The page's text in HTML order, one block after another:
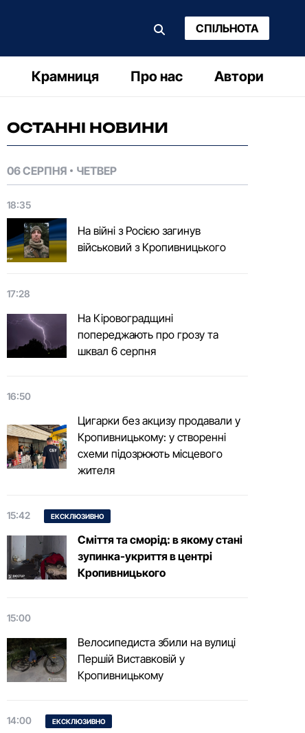
СПІЛЬНОТА
Крамниця Про нас Автори
ОСТАННІ НОВИНИ
06 СЕРПНЯ ЧЕТВЕР
18:35
На війні з Росією загинув
військовий з Кропивницького
17:28
На Кіровоградщині
попереджають про грозу та
шквал 6 серпня
16:50
Цигарки без акцизу продавали у
Кропивницькому: у створенні
схеми підозрюють місцевого
жителя
15:42 ЕКСКЛЮЗИВНО
Сміття та сморід: в якому стані
зупинка-укриття в центрі
Кропивницького
15:00
Велосипедиста збили на вулиці
Першій Виставковій у
Кропивницькому
14:00 ЕКСКЛЮЗИВНО